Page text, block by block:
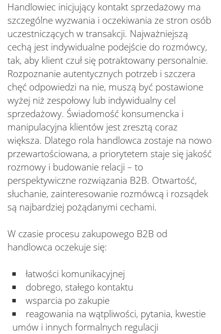
Handlowiec inicjujący kontakt sprzedażowy ma
szczególne wyzwania i oczekiwania ze stron osób
uczestniczących w transakcji. Najważniejszą
cechą jest indywidualne podejście do rozmówcy,
tak, aby klient czuł się potraktowany personalnie.
Rozpoznanie autentycznych potrzeb i szczera
chęć odpowiedzi na nie, muszą być postawione
wyżej niż zespołowy lub indywidualny cel
sprzedażowy. Świadomość konsumencka i
manipulacyjna klientów jest zresztą coraz
większa. Dlatego rola handlowca zostaje na nowo
przewartościowana, a priorytetem staje się jakość
rozmowy i budowanie relacji – to
perspektywiczne rozwiązania B2B. Otwartość,
słuchanie, zainteresowanie rozmówcą i rozsądek
są najbardziej pożądanymi cechami.
W czasie procesu zakupowego B2B od
handlowca oczekuje się:
łatwości komunikacyjnej
dobrego, stałego kontaktu
wsparcia po zakupie
reagowania na wątpliwości, pytania, kwestie
umów i innych formalnych regulacji